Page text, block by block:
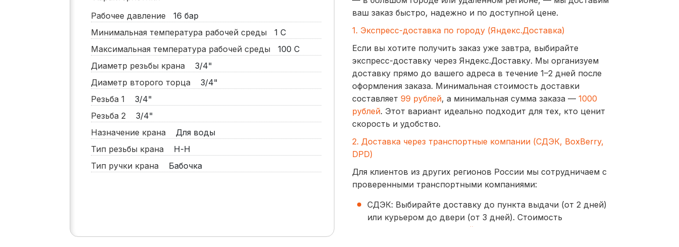
Рабочее давление
16 бар
Минимальная температура рабочей среды
1 С
Максимальная температура рабочей среды
100 С
Диаметр резьбы крана
3/4"
Диаметр второго торца
3/4"
Резьба 1
3/4"
Резьба 2
3/4"
Назначение крана
Для воды
Тип резьбы крана
Н-Н
Тип ручки крана
Бабочка
ваш заказ быстро, надежно и по доступной цене.
1. Экспресс-доставка по городу (Яндекс.Доставка)
Если вы хотите получить заказ уже завтра, выбирайте
экспресс-доставку через Яндекс.Доставку. Мы организуем
доставку прямо до вашего адреса в течение 1–2 дней после
оформления заказа. Минимальная стоимость доставки
составляет 99 рублей, а минимальная сумма заказа — 1000
рублей. Этот вариант идеально подходит для тех, кто ценит
скорость и удобство.
2. Доставка через транспортные компании (СДЭК, BoxBerry,
DPD)
Для клиентов из других регионов России мы сотрудничаем с
проверенными транспортными компаниями:
СДЭК: Выбирайте доставку до пункта выдачи (от 2 дней)
или курьером до двери (от 3 дней). Стоимость
300 рублей